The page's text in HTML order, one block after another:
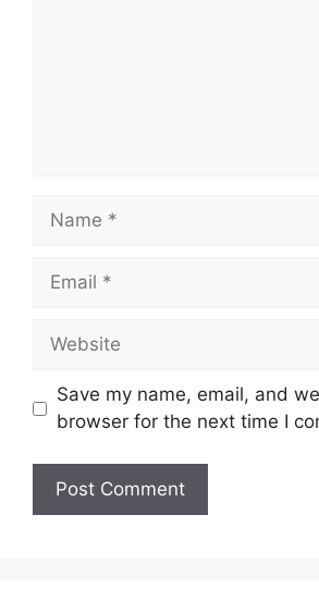
Name
Email
Website
Save my name, email, and
browser for the next time I